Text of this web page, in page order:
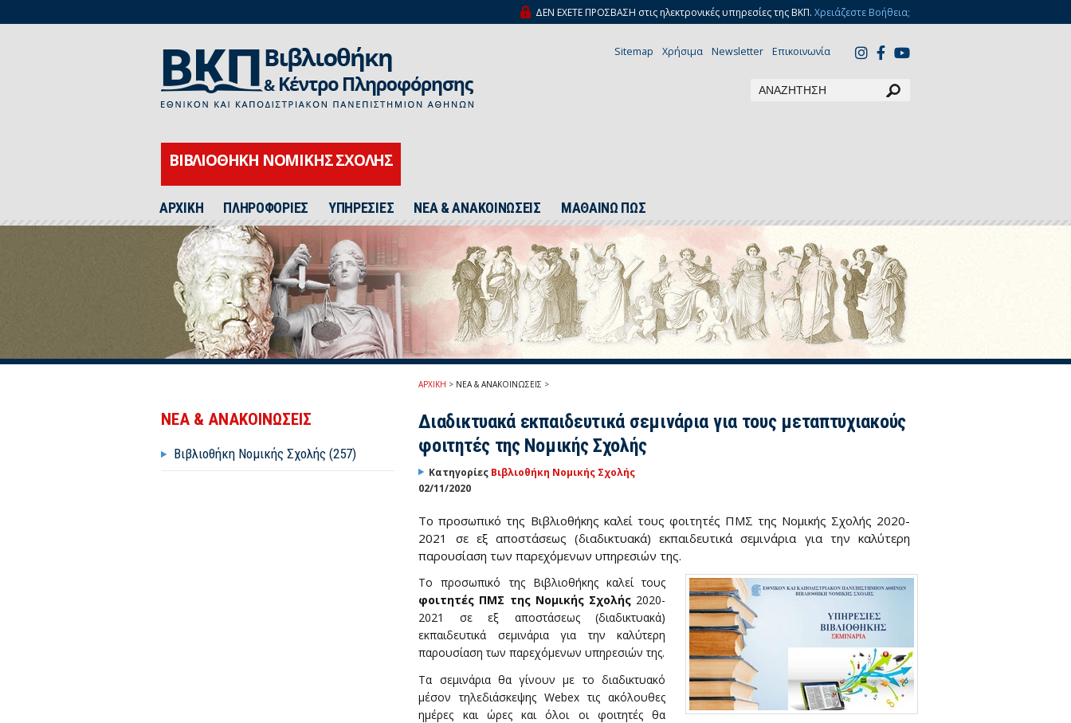
ΔΕΝ ΕΧΕΤΕ ΠΡΟΣΒΑΣΗ στις ηλεκτρονικές υπηρεσίες της ΒΚΠ. Χρειάζεστε Βοήθεια;
Sitemap Χρήσιμα Newsletter Επικοινωνία
ΒΙΒΛΙΟΘΗΚΗ ΝΟΜΙΚΗΣ ΣΧΟΛΗΣ
ΑΡΧΙΚΗ ΠΛΗΡΟΦΟΡΙΕΣ ΥΠΗΡΕΣΙΕΣ ΝΕΑ & ΑΝΑΚΟΙΝΩΣΕΙΣ ΜΑΘΑΙΝΩ ΠΩΣ
ΝΕΑ & ΑΝΑΚΟΙΝΩΣΕΙΣ
Βιβλιοθήκη Νομικής Σχολής (257)
ΑΡΧΙΚΗ > ΝΕΑ & ΑΝΑΚΟΙΝΩΣΕΙΣ >
Διαδικτυακά εκπαιδευτικά σεμινάρια για τους μεταπτυχιακούς
φοιτητές της Νομικής Σχολής
Κατηγορίες Βιβλιοθήκη Νομικής Σχολής
02/11/2020
Το προσωπικό της Βιβλιοθήκης καλεί τους φοιτητές ΠΜΣ της Νομικής Σχολής 2020-
2021 σε εξ αποστάσεως (διαδικτυακά) εκπαιδευτικά σεμινάρια για την καλύτερη
παρουσίαση των παρεχόμενων υπηρεσιών της.
Το προσωπικό της Βιβλιοθήκης καλεί τους
φοιτητές ΠΜΣ της Νομικής Σχολής2020-
2021 σε εξ αποστάσεως (διαδικτυακά)
εκπαιδευτικά σεμινάρια για την καλύτερη
παρουσίαση των παρεχόμενων υπηρεσιών της.
Τα σεμινάρια θα γίνουν με το διαδικτυακό
μέσον τηλεδιάσκεψης Webex τις ακόλουθες
ημέρες και ώρες και όλοι οι φοιτητές θα